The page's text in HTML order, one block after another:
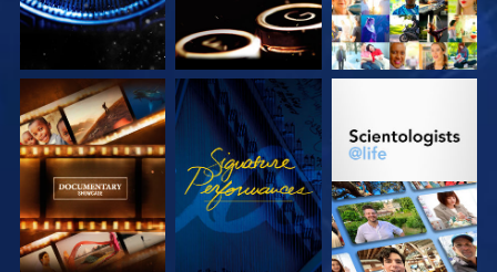
SERIE
ENTDECKEN
ANSEHEN
SERIE